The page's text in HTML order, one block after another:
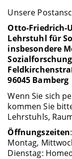
Unsere
Otto-Friedrich-
Lehrstuhl für
insbesondere
Sozialforschung
96045 Bamberg
Wenn Sie sich
kommen Sie
Lehrstuhls,
Öffnungszeiten:
Montag,
Dienstag: